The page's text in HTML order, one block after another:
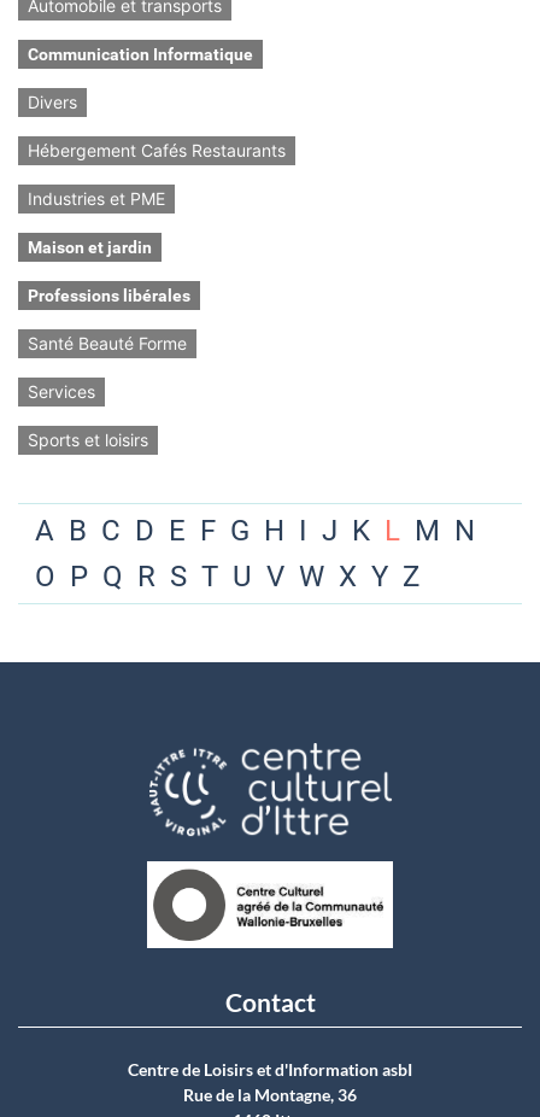
Automobile et transports
Communication Informatique
Divers
Hébergement Cafés Restaurants
Industries et PME
Maison et jardin
Professions libérales
Santé Beauté Forme
Services
Sports et loisirs
A B C D E F G H I J K L M N
O P Q R S T U V W X Y Z
Contact
Centre de Loisirs et d'Information asbI
Rue de la Montagne, 36